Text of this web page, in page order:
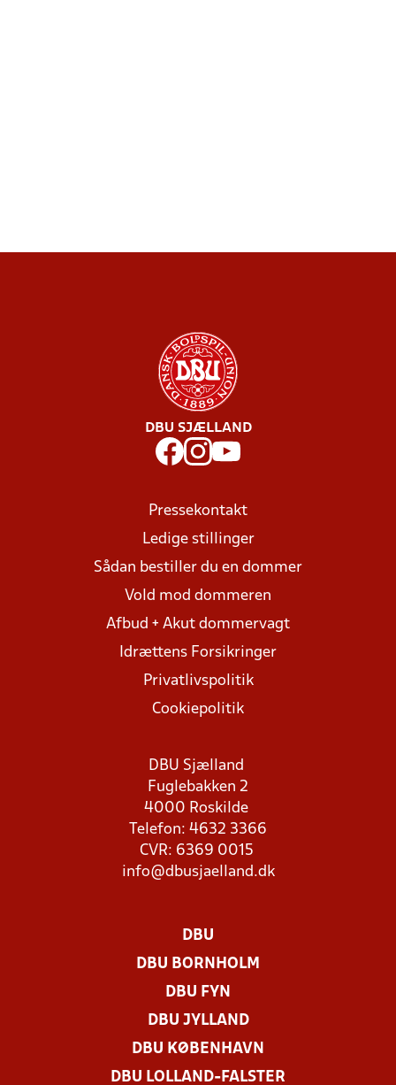
DBU SJÆLLAND
Pressekontakt
Ledige stillinger
Sådan bestiller du en dommer
Vold mod dommeren
Afbud + Akut dommervagt
Idrættens Forsikringer
Privatlivspolitik
Cookiepolitik
DBU Sjælland
Fuglebakken 2
4000 Roskilde
Telefon: 4632 3366
CVR: 6369 0015
info@dbusjaelland.dk
DBU
DBU BORNHOLM
DBU FYN
DBU JYLLAND
DBU KØBENHAVN
DBU LOLLAND-FALSTER